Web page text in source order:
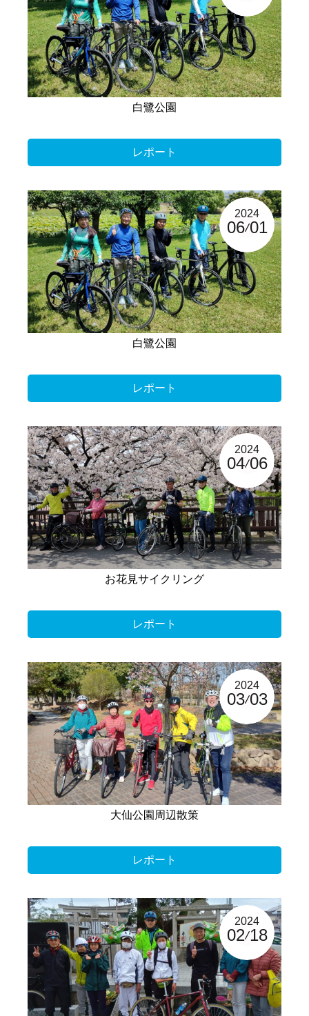
白鷺公園
レポート
2024
06 01
白鷺公園
レポート
2024
04 06
お花見サイクリング
レポート
2024
03 03
大仙公園周辺散策
レポート
2024
02 18